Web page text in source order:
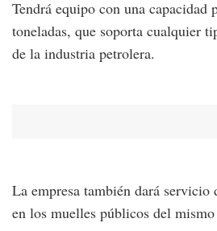
Tendrá equipo con una capacidad
toneladas, que soporta cualquier
de la industria petrolera.
La empresa también dará servicio
en los muelles públicos del